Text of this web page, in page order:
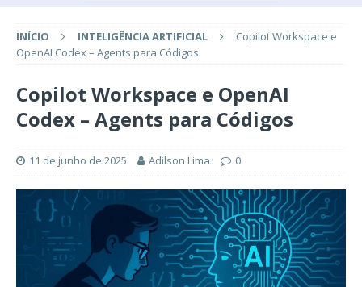
INÍCIO INTELIGÊNCIA ARTIFICIAL
Copilot Workspace e
OpenAI Codex – Agents para Códigos
Copilot Workspace e OpenAI
Codex – Agents para Códigos
11 de junho de 2025 Adilson Lima 0